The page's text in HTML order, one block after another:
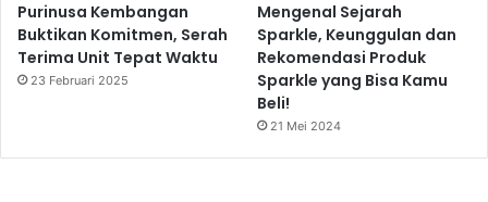
Purinusa Kembangan
Buktikan Komitmen, Serah
Terima Unit Tepat Waktu
23 Februari 2025
Mengenal Sejarah
Sparkle, Keunggulan dan
Rekomendasi Produk
Sparkle yang Bisa Kamu
Beli!
21 Mei 2024